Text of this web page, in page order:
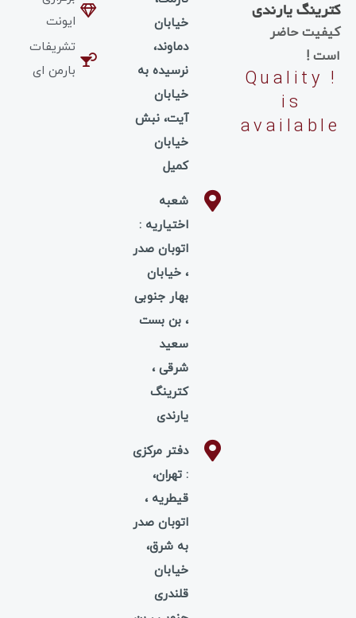
یارندی
حاضر
!
! Quality
خیابان
دماوند،
نرسیده به
خیابان
آیت، نبش
خیابان
کمیل
شعبه
اختیاریه :
اتوبان صدر
، خیابان
بهار جنوبی
، بن بست
سعید
شرقی ،
کترینگ
یارندی
دفتر مرکزی
: تهران،
قیطریه ،
اتوبان صدر
به شرق،
خیابان
قلندری
ایونت
تشریفات
بارمن ای